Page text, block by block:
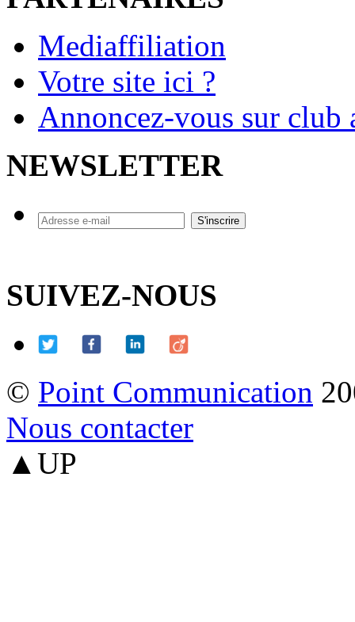
Mediaffiliation
Votre site ici ?
Annoncez-vous sur
NEWSLETTER
SUIVEZ-NOUS
© Point Communication
Nous contacter
▲UP